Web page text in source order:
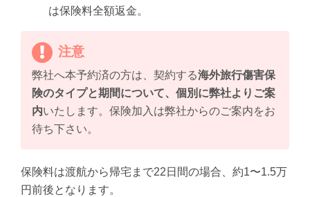
は保険料全額返金。
注意
弊社へ本予約済の方は、契約する海外旅行傷害保
険のタイプと期間について、個別に弊社よりご案
内いたします。保険加入は弊社からのご案内をお
待ち下さい。
保険料は渡航から帰宅まで22日間の場合、約1〜1.5万
円前後となります。